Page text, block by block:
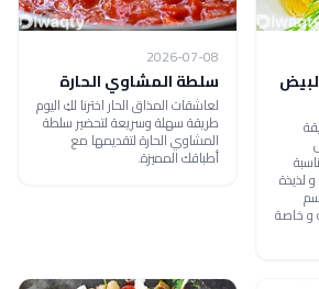
لذيذة
و خاصة
2026-07-08
سلطة المشاوي الحارة
لعاشقات المذاق الحار اخترنا لكِ اليوم
طريقة سهلة وسريعة لتحضير سلطة
المشاوي الحارة لتقديمها مع
أطباقك المميزة.